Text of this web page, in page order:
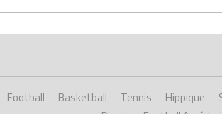
Football Basketball Tennis Hippique